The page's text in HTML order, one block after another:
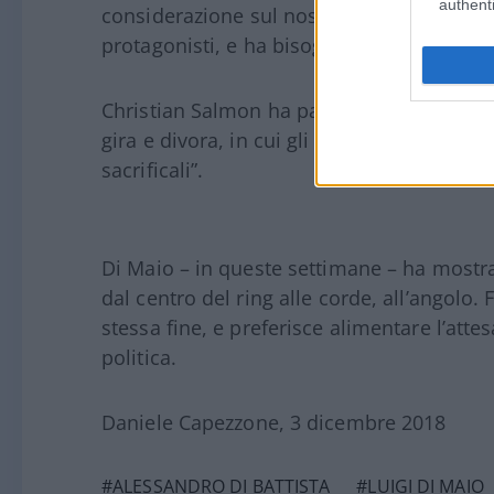
considerazione sul nostro tempo
protagonisti, e ha bisogno di carne e
Christian Salmon ha parlato di
gira e divora, in cui gli attori sono nello
sacrificali”.
Di Maio – in queste settimane – ha
dal centro del ring alle corde, all’angolo.
stessa fine, e preferisce alimentare
politica.
Daniele Capezzone, 3 dicembre 2018
#ALESSANDRO DI BATTISTA #LUIGI DI MAIO